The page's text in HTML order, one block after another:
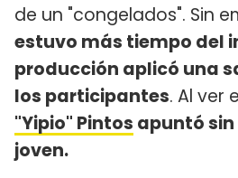
de un "congelados". Sin
estuvo más tiempo del
producción aplicó una
los participantes. Al ver
"Yipio" Pintos apuntó
joven.